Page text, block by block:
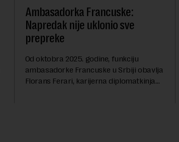
Ambasadorka Francuske:
Napredak nije uklonio sve
prepreke
Od oktobra 2025. godine, funkciju
ambasadorke Francuske u Srbiji obavlja
Florans Ferari, karijerna diplomatkinja